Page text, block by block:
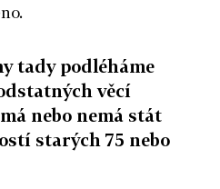
tady podléháme
věcí
nebo nemá stát
starých 75 nebo